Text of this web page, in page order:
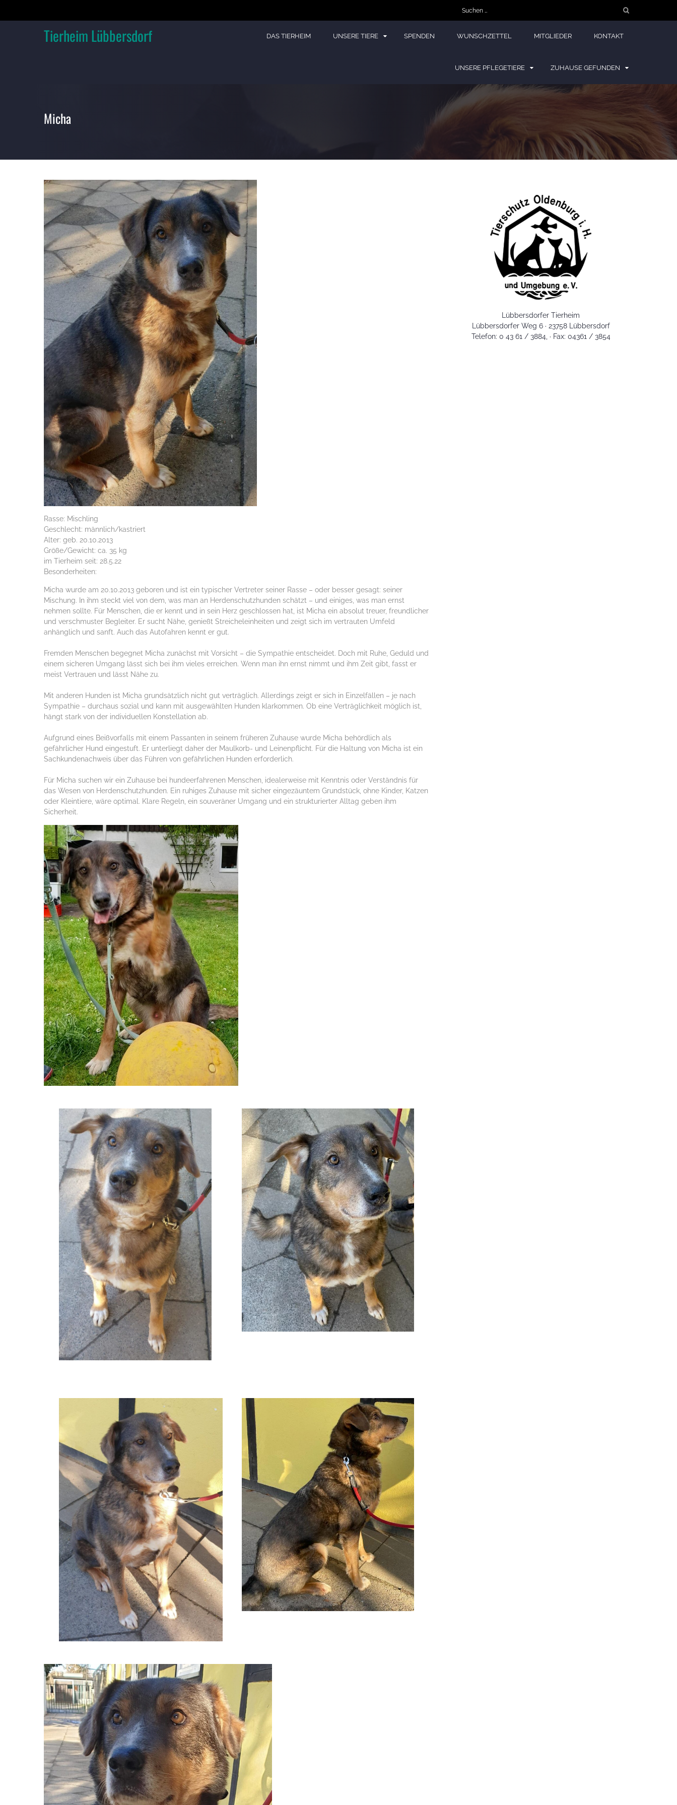
Suchen
nach:
Tierheim Lübbersdorf DAS TIERHEIM UNSERE TIERE SPENDEN WUNSCHZETTEL MITGLIEDER KONTAKT
UNSERE PFLEGETIERE ZUHAUSE GEFUNDEN
Micha
Rasse: Mischling
Geschlecht: männlich/kastriert
Alter: geb. 20.10.2013
Größe/Gewicht: ca. 35 kg
im Tierheim seit: 28.5.22
Besonderheiten:
Micha wurde am 20.10.2013 geboren und ist ein typischer Vertreter seiner Rasse – oder besser gesagt: seiner
Mischung. In ihm steckt viel von dem, was man an Herdenschutzhunden schätzt – und einiges, was man ernst
nehmen sollte. Für Menschen, die er kennt und in sein Herz geschlossen hat, ist Micha ein absolut treuer, freundlicher
und verschmuster Begleiter. Er sucht Nähe, genießt Streicheleinheiten und zeigt sich im vertrauten Umfeld
anhänglich und sanft. Auch das Autofahren kennt er gut.
Fremden Menschen begegnet Micha zunächst mit Vorsicht – die Sympathie entscheidet. Doch mit Ruhe, Geduld und
einem sicheren Umgang lässt sich bei ihm vieles erreichen. Wenn man ihn ernst nimmt und ihm Zeit gibt, fasst er
meist Vertrauen und lässt Nähe zu.
Mit anderen Hunden ist Micha grundsätzlich nicht gut verträglich. Allerdings zeigt er sich in Einzelfällen – je nach
Sympathie – durchaus sozial und kann mit ausgewählten Hunden klarkommen. Ob eine Verträglichkeit möglich ist,
hängt stark von der individuellen Konstellation ab.
Aufgrund eines Beißvorfalls mit einem Passanten in seinem früheren Zuhause wurde Micha behördlich als
gefährlicher Hund eingestuft. Er unterliegt daher der Maulkorb- und Leinenpflicht. Für die Haltung von Micha ist ein
Sachkundenachweis über das Führen von gefährlichen Hunden erforderlich.
Für Micha suchen wir ein Zuhause bei hundeerfahrenen Menschen, idealerweise mit Kenntnis oder Verständnis für
das Wesen von Herdenschutzhunden. Ein ruhiges Zuhause mit sicher eingezäuntem Grundstück, ohne Kinder, Katzen
oder Kleintiere, wäre optimal. Klare Regeln, ein souveräner Umgang und ein strukturierter Alltag geben ihm
Sicherheit.
Lübbersdorfer Tierheim
Lübbersdorfer Weg 6 · 23758 Lübbersdorf
Telefon: 0 43 61 / 3884, · Fax: 04361 / 3854